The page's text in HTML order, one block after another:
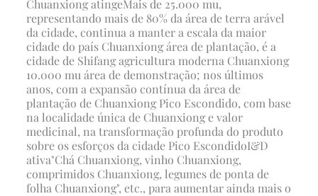
Chuanxiong atingeMais de 25.000 mu,
representando mais de 80% da área de terra arável
da cidade, continua a manter a escala da maior
cidade do país Chuanxiong área de plantação, é a
cidade de Shifang agricultura moderna Chuanxiong
10.000 mu área de demonstração; nos últimos
anos, com a expansão contínua da área de
plantação de Chuanxiong Pico Escondido, com base
na localidade única de Chuanxiong e valor
medicinal, na transformação profunda do produto
sobre os esforços da cidade Pico EscondidoI&D
ativa"Chá Chuanxiong, vinho Chuanxiong,
comprimidos Chuanxiong, legumes de ponta de
folha Chuanxiong", etc., para aumentar ainda mais o